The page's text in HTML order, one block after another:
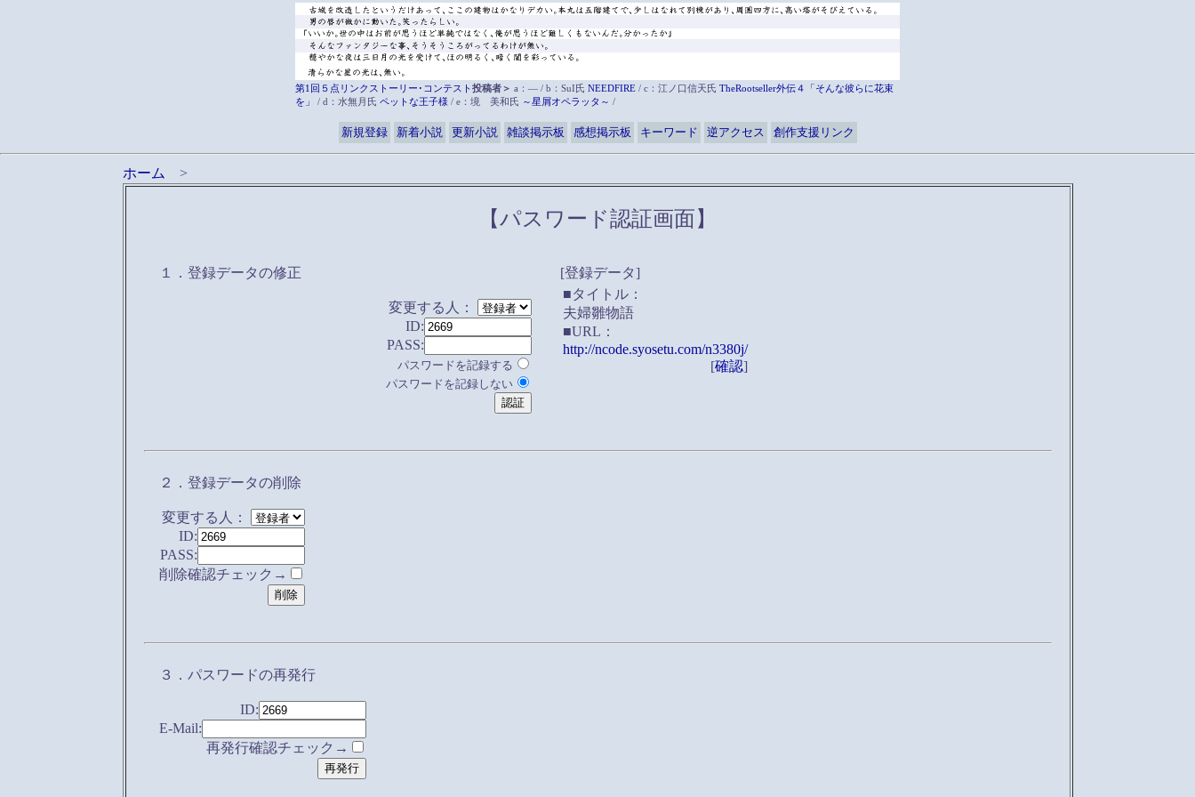
第1回５点リンクストーリー･コンテスト投稿者＞ a：― / b：SuI氏 NEEDFIRE / c：江ノ口信天氏 TheRootseller外伝４「そんな彼らに花束
を」
/ d：水無月氏 ペットな王子様 / e：境 美和氏 ～星屑オペラッタ～ /
新規登録 新着小説 更新小説 雑談掲示板 感想掲示板 キーワード 逆アクセス 創作支援リンク
ホーム >
【パスワード認証画面】
１．登録データの修正
変更する人：
ID:
PASS:
パスワードを記録する
パスワードを記録しない
[登録データ]
■タイトル：
夫婦雛物語
■URL：
http://ncode.syosetu.com/n3380j/
[確認]
２．登録データの削除
変更する人：
ID:
PASS:
削除確認チェック→
３．パスワードの再発行
ID:
E-Mail:
再発行確認チェック→